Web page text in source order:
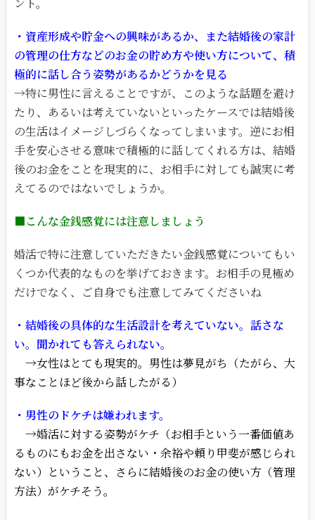
ント。
・資産形成や貯金への興味があるか、また結婚後の家計
の管理の仕方などのお金の貯め方や使い方について、積
極的に話し合う姿勢があるかどうかを見る
→特に男性に言えることですが、このような話題を避け
たり、あるいは考えていないといったケースでは結婚後
の生活はイメージしづらくなってしまいます。逆にお相
手を安心させる意味で積極的に話してくれる方は、結婚
後のお金をことを現実的に、お相手に対しても誠実に考
えてるのではないでしょうか。
■こんな金銭感覚には注意しましょう
婚活で特に注意していただきたい金銭感覚についてもい
くつか代表的なものを挙げておきます。お相手の見極め
だけでなく、ご自身でも注意してみてくださいね
・結婚後の具体的な生活設計を考えていない。話さな
い。聞かれても答えられない。
→女性はとても現実的。男性は夢見がち（たがら、大
事なことほど後から話したがる）
・男性のドケチは嫌われます。
→婚活に対する姿勢がケチ（お相手という一番価値あ
るものにもお金を出さない・余裕や頼り甲斐が感じられ
ない）ということ、さらに結婚後のお金の使い方（管理
方法）がケチそう。